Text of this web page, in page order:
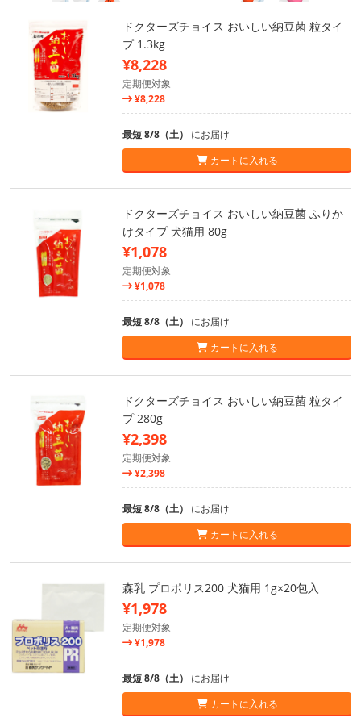
ドクターズチョイス おいしい納豆菌 粒タイ
プ 1.3kg
¥8,228
定期便対象
¥8,228
最短 8/8（土） にお届け
カートに入れる
ドクターズチョイス おいしい納豆菌 ふりか
けタイプ 犬猫用 80g
¥1,078
定期便対象
¥1,078
最短 8/8（土） にお届け
カートに入れる
ドクターズチョイス おいしい納豆菌 粒タイ
プ 280g
¥2,398
定期便対象
¥2,398
最短 8/8（土） にお届け
カートに入れる
森乳 プロポリス200 犬猫用 1g×20包入
¥1,978
定期便対象
¥1,978
最短 8/8（土） にお届け
カートに入れる